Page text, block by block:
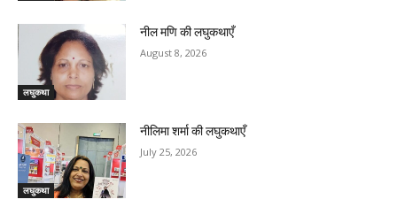
लघुकथा
नील मणि की लघुकथाएँ
August 8, 2026
लघुकथा
नीलिमा शर्मा की लघुकथाएँ
July 25, 2026